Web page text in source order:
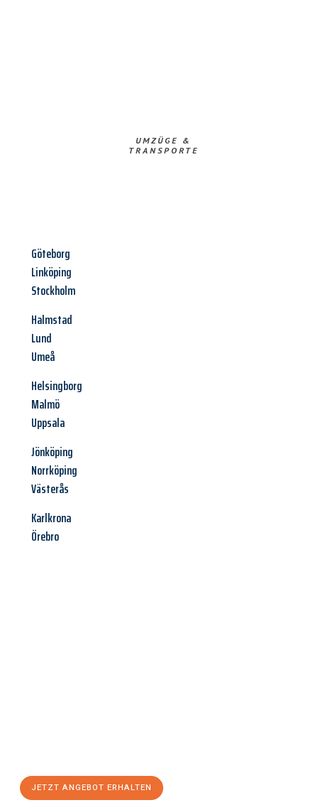
UMZÜGE &
TRANSPORTE
Göteborg
Linköping
Stockholm
Halmstad
Lund
Umeå
Helsingborg
Malmö
Uppsala
Jönköping
Norrköping
Västerås
Karlkrona
Örebro
JETZT ANGEBOT ERHALTEN